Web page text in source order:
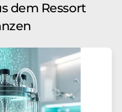
dem Ressort